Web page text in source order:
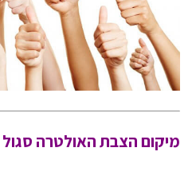
מיקום הצבת האולטרה סגול